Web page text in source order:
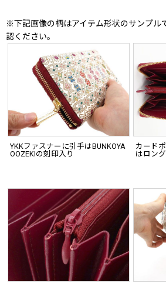
※下記画像の柄はアイテム形状のサンプル
認ください。
YKKファスナーに引手はBUNKOYA
OOZEKIの刻印入り
カード
はロン